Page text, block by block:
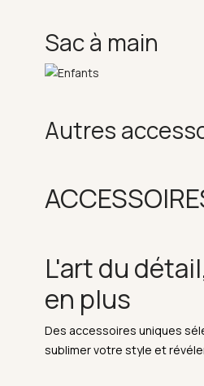
Sac à main
Autres
L'art du
en plus
Des accessoires uniques
sublimer votre style et